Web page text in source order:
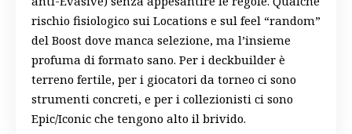
rischio fisiologico sui Locations e sul feel “random”
del Boost dove manca selezione, ma l’insieme
profuma di formato sano. Per i deckbuilder è
terreno fertile, per i giocatori da torneo ci sono
strumenti concreti, e per i collezionisti ci sono
Epic/Iconic che tengono alto il brivido.